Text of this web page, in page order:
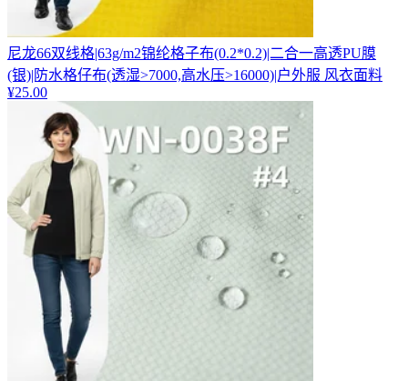
尼龙66双线格|63g/m2锦纶格子布(0.2*0.2)|二合一高透PU膜
(银)|防水格仔布(透湿>7000,高水压>16000)|户外服 风衣面料
¥25.00